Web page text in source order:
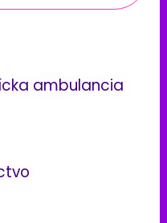
ambulancia